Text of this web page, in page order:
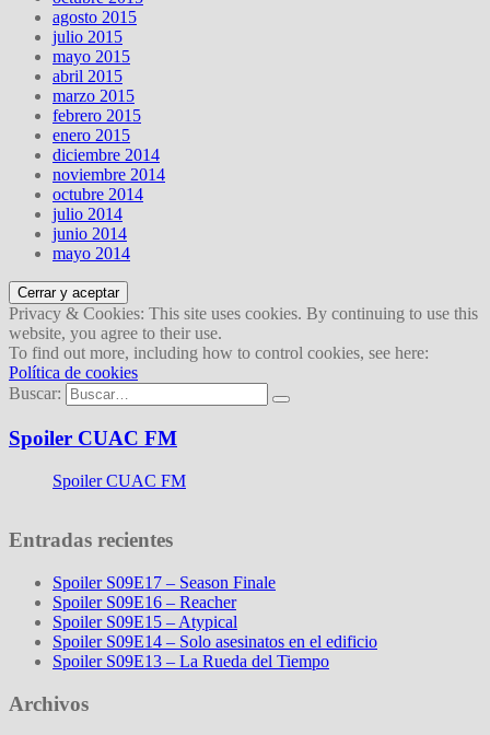
agosto 2015
julio 2015
mayo 2015
abril 2015
marzo 2015
febrero 2015
enero 2015
diciembre 2014
noviembre 2014
octubre 2014
julio 2014
junio 2014
mayo 2014
Privacy & Cookies: This site uses cookies. By continuing to use this
website, you agree to their use.
To find out more, including how to control cookies, see here:
Política de cookies
Buscar:
Spoiler CUAC FM
Spoiler CUAC FM
Entradas recientes
Spoiler S09E17 – Season Finale
Spoiler S09E16 – Reacher
Spoiler S09E15 – Atypical
Spoiler S09E14 – Solo asesinatos en el edificio
Spoiler S09E13 – La Rueda del Tiempo
Archivos